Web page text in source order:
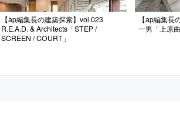
【ap編集長の建築探索】vol.023
R.E.A.D. & Architects「STEP /
SCREEN / COURT」
【ap編集長
一男「上原